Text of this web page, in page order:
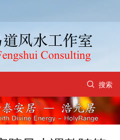
 搜索